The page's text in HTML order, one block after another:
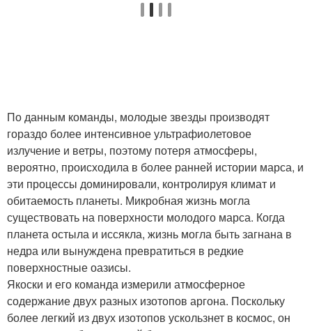
По данным команды, молодые звезды производят
гораздо более интенсивное ультрафиолетовое
излучение и ветры, поэтому потеря атмосферы,
вероятно, происходила в более ранней истории марса, и
эти процессы доминировали, контролируя климат и
обитаемость планеты. Микробная жизнь могла
существовать на поверхности молодого марса. Когда
планета остыла и иссякла, жизнь могла быть загнана в
недра или вынуждена превратиться в редкие
поверхностные оазисы.
Якоски и его команда измерили атмосферное
содержание двух разных изотопов аргона. Поскольку
более легкий из двух изотопов ускользнет в космос, он